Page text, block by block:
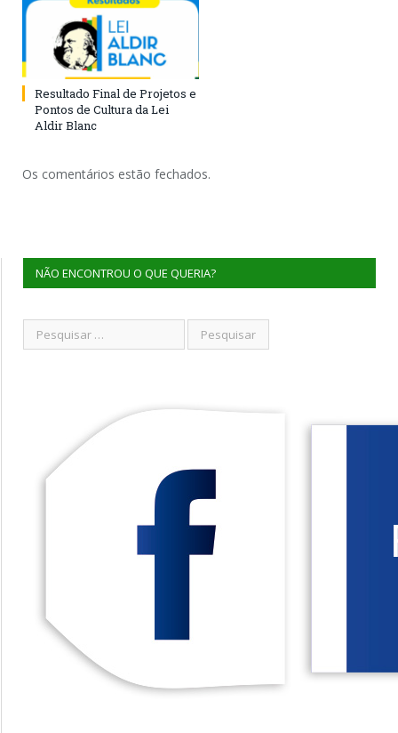
Resultado Final de Projetos e
Pontos de Cultura da Lei
Aldir Blanc
Os comentários estão fechados.
NÃO ENCONTROU O QUE QUERIA?